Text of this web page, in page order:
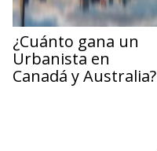
¿Cuánto gana un
Urbanista en
Canadá y Australia?